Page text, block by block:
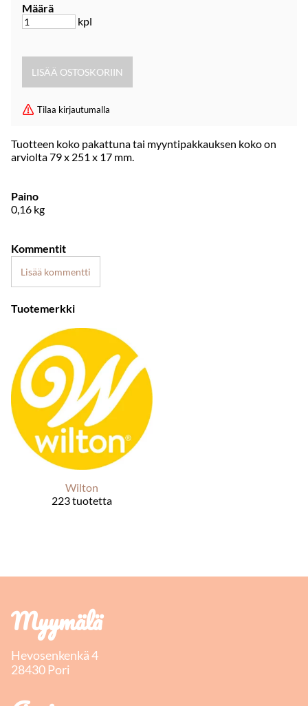
Määrä
kpl
Tilaa kirjautumalla
Tuotteen koko pakattuna tai myyntipakkauksen koko on
arviolta 79 x 251 x 17 mm.
Paino
0,16 kg
Kommentit
Lisää kommentti
Tuotemerkki
Wilton
223 tuotetta
Myymälä
Hevosenkenkä 4
28430 Pori